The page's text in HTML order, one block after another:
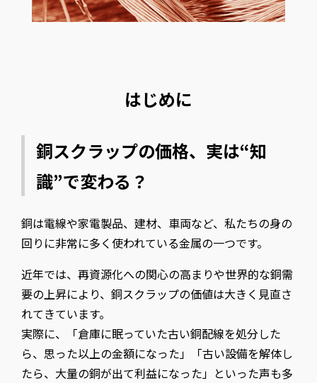
はじめに
銅スクラップの価格、実は“知
識”で変わる？
銅は電線や家電製品、建材、車両など、私たちの身の
回りに非常に多く使われている金属の一つです。
近年では、再資源化への関心の高まりや世界的な銅需
要の上昇により、銅スクラップの価値は大きく見直さ
れてきています。
実際に、「倉庫に眠っていた古い銅配線を処分した
ら、思った以上の金額になった」「古い設備を解体し
たら、大量の銅が出て利益になった」といった声も多